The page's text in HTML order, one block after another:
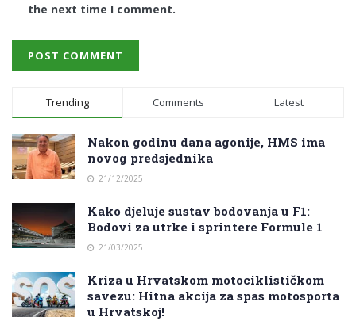
the next time I comment.
Trending Comments Latest
Nakon godinu dana agonije, HMS ima
novog predsjednika
21/12/2025
Kako djeluje sustav bodovanja u F1:
Bodovi za utrke i sprintere Formule 1
21/03/2025
Kriza u Hrvatskom motociklističkom
savezu: Hitna akcija za spas motosporta
u Hrvatskoj!